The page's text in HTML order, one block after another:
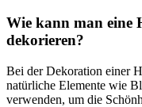
Wie kann man eine
dekorieren?
Bei der Dekoration einer
natürliche Elemente wie
verwenden, um die